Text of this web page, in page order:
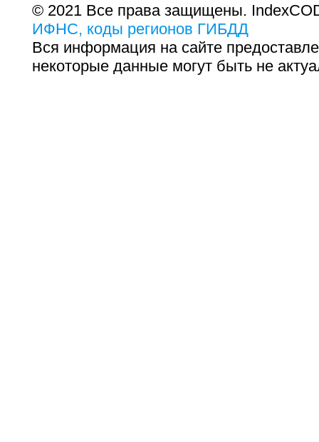
© 2021 Все права защищены.
ИФНС, коды регионов ГИБДД
Вся информация на сайте
некоторые данные могут быть не